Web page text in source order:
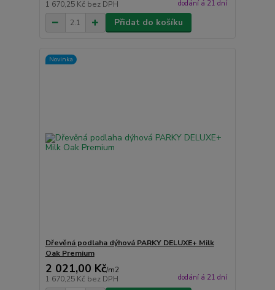
1 670,25 Kč bez DPH dodání á 21 dní
Přidat do košíku
Novinka
Dřevěná podlaha dýhová PARKY DELUXE+ Milk
Oak Premium
2 021,00 Kč/m2
1 670,25 Kč bez DPH dodání á 21 dní